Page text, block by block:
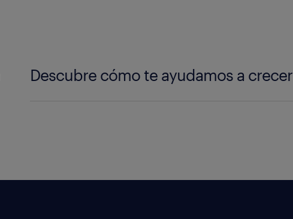
Descubre cómo te ayudamos a crecer
compañía.